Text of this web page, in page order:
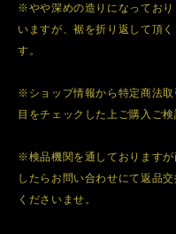
※やや深めの造りになってお
いますが、裾を折り返して頂
す。
※ショップ情報から特定商法
目をチェックした上ご購入ご検
※検品機関を通しております
したらお問い合わせにて返品
くださいませ。